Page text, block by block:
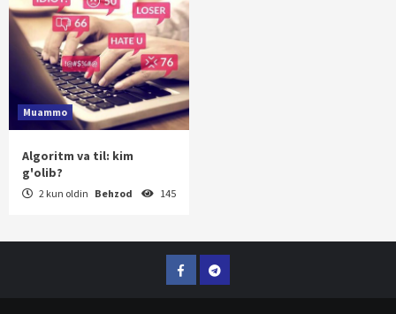
Muammo
Algoritm va til: kim
g'olib?
2 kun oldin Behzod 145
FacebookTelegram